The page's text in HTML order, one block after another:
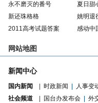
永不磨灭的番号 夏日甜
新还珠格格
姚明退
2011高考试题答案
感动中
网站地图
新闻中心
国内新闻 时政新闻 人事变
国台办发布会 外
社会频道